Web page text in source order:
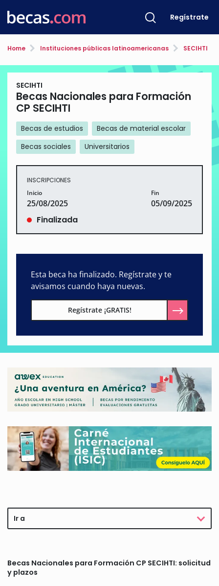
Regístrate
Home Instituciones públicas latinoamericanas SECIHTI
SECIHTI
Becas Nacionales para Formación
CP SECIHTI
Becas de estudios
Becas de material escolar
Becas sociales
Universitarios
INSCRIPCIONES
Inicio
25/08/2025
Fin
05/09/2025
Finalizada
Esta beca ha finalizado. Regístrate y te
avisamos cuando haya nuevas.
Regístrate ¡GRATIS!
Ir a
Becas Nacionales para Formación CP SECIHTI: solicitud
y plazos